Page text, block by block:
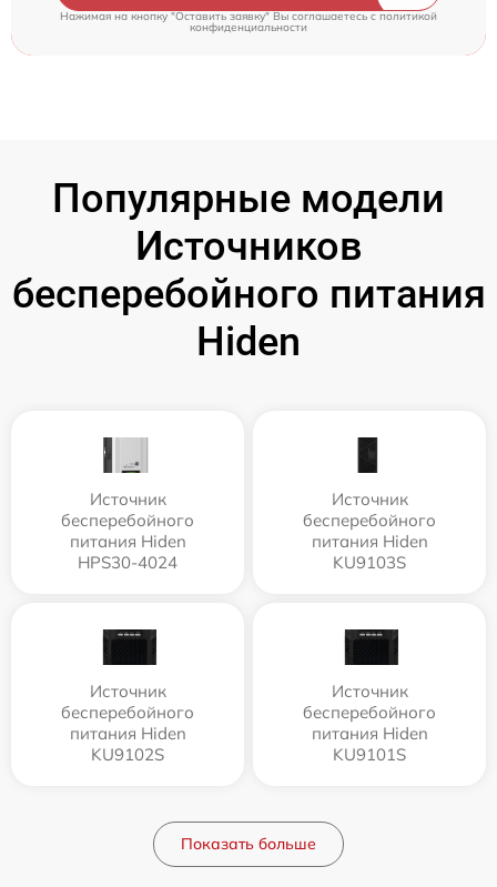
Нажимая на кнопку "Оставить заявку" Вы соглашаетесь c политикой
конфиденциальности
Популярные модели
Источников
бесперебойного питания
Hiden
Источник
бесперебойного
питания Hiden
HPS30-4024
Источник
бесперебойного
питания Hiden
KU9103S
Источник
бесперебойного
питания Hiden
KU9102S
Источник
бесперебойного
питания Hiden
KU9101S
Показать больше